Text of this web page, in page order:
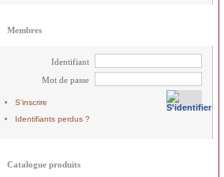
Membres
Identifiant
Mot de passe
S'inscrire
Identifiants perdus ?
Catalogue produits